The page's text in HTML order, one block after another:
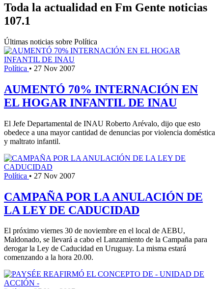
Toda la actualidad en Fm Gente noticias
107.1
Últimas noticias sobre Política
Política • 27 Nov 2007
AUMENTÓ 70% INTERNACIÓN EN
EL HOGAR INFANTIL DE INAU
El Jefe Departamental de INAU Roberto Arévalo, dijo que esto
obedece a una mayor cantidad de denuncias por violencia doméstica
y maltrato infantil.
Política • 27 Nov 2007
CAMPAÑA POR LA ANULACIÓN DE
LA LEY DE CADUCIDAD
El próximo viernes 30 de noviembre en el local de AEBU,
Maldonado, se llevará a cabo el Lanzamiento de la Campaña para
derogar la Ley de Caducidad en Uruguay. La misma estará
comenzando a la hora 20.00.